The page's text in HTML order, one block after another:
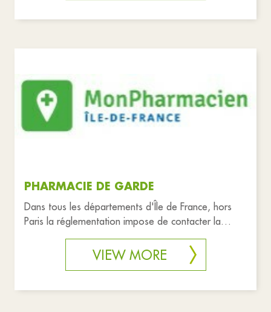
PHARMACIE DE GARDE
Dans tous les départements d'Île de France, hors
Paris la réglementation impose de contacter la
VIEW MORE